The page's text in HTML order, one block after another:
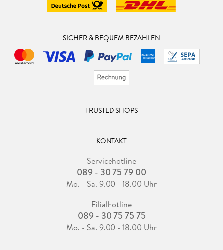
SICHER & BEQUEM BEZAHLEN
TRUSTED SHOPS
KONTAKT
Servicehotline
089 - 30 75 79 00
Mo. - Sa. 9.00 - 18.00 Uhr
Filialhotline
089 - 30 75 75 75
Mo. - Sa. 9.00 - 18.00 Uhr